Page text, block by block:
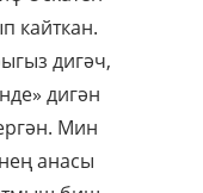
кайткан.
дигәч,
дигән
Мин
анасы